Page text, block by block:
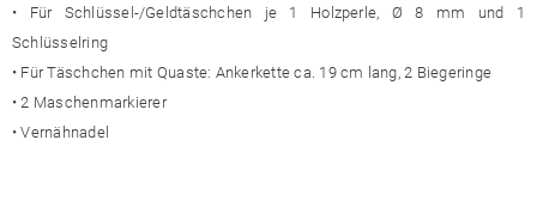
• Für Schlüssel-/Geldtäschchen je 1 Holzperle, Ø 8 mm und 1
Schlüsselring
• Für Täschchen mit Quaste: Ankerkette ca. 19 cm lang, 2 Biegeringe
• 2 Maschenmarkierer
• Vernähnadel